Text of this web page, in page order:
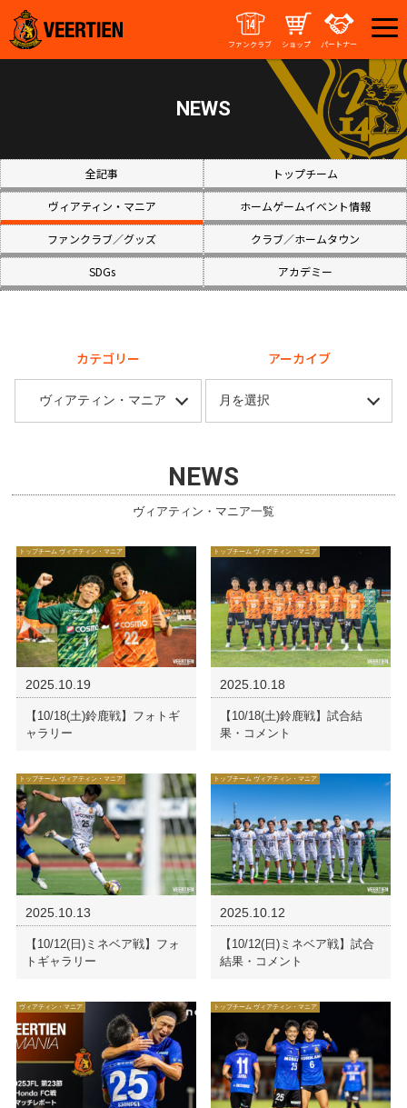
ファンクラブ ショップ パートナー
NEWS
全記事 トップチーム
ヴィアティン・マニア ホームゲームイベント情報
ファンクラブ／グッズ クラブ／ホームタウン
SDGs アカデミー
カテゴリー アーカイブ
NEWS
ヴィアティン・マニア一覧
トップチーム ヴィアティン・マニア
2025.10.19
【10/18(土)鈴鹿戦】フォトギ
ャラリー
トップチーム ヴィアティン・マニア
2025.10.18
【10/18(土)鈴鹿戦】試合結
果・コメント
トップチーム ヴィアティン・マニア
2025.10.13
【10/12(日)ミネベア戦】フォ
トギャラリー
トップチーム ヴィアティン・マニア
2025.10.12
【10/12(日)ミネベア戦】試合
結果・コメント
ヴィアティン・マニア トップチーム ヴィアティン・マニア